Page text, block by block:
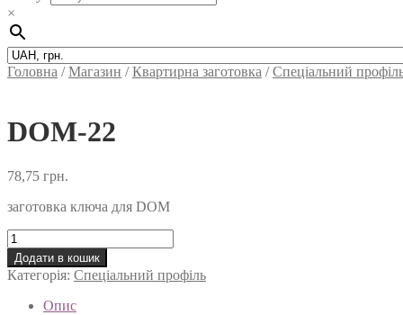
×
Головна /Магазин /Квартирна заготовка /Спеціальний
DOM-22
78,75 грн.
заготовка ключа для DOM
DOM-
22
кількість
Додати в кошик
Категорія: Спеціальний профіль
Опис